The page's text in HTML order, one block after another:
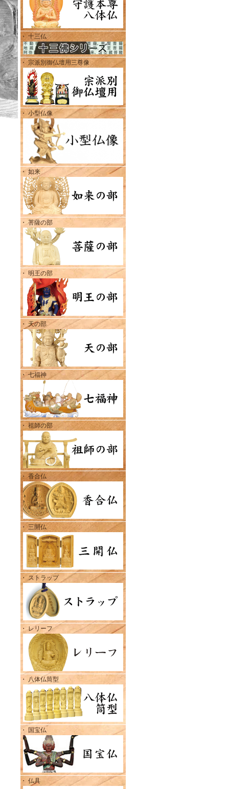
・ 十三仏
・ 宗派別御仏壇用三尊像
・ 小型仏像
・ 如来
・ 菩薩の部
・ 明王の部
・ 天の部
・ 七福神
・ 祖師の部
・ 香合仏
・ 三開仏
・ ストラップ
・ レリーフ
・ 八体仏筒型
・ 国宝仏
・ 仏具